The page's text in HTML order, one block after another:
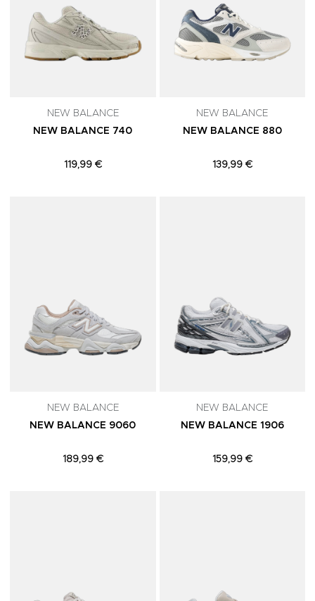
NEW BALANCE
NEW BALANCE 740
119,99 €
NEW BALANCE
NEW BALANCE 880
139,99 €
NEW BALANCE
NEW BALANCE 9060
189,99 €
NEW BALANCE
NEW BALANCE 1906
159,99 €